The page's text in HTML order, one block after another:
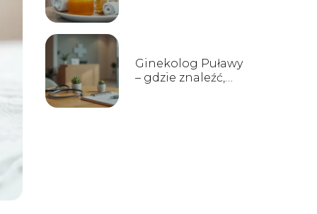
Ginekolog Puławy
– gdzie znaleźć,